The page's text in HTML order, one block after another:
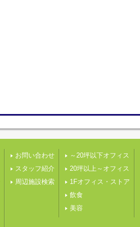
お問い合わせ
スタッフ紹介
周辺施設検索
～20坪以下オフィス
20坪以上～オフィス
1Fオフィス・ストア
飲食
美容